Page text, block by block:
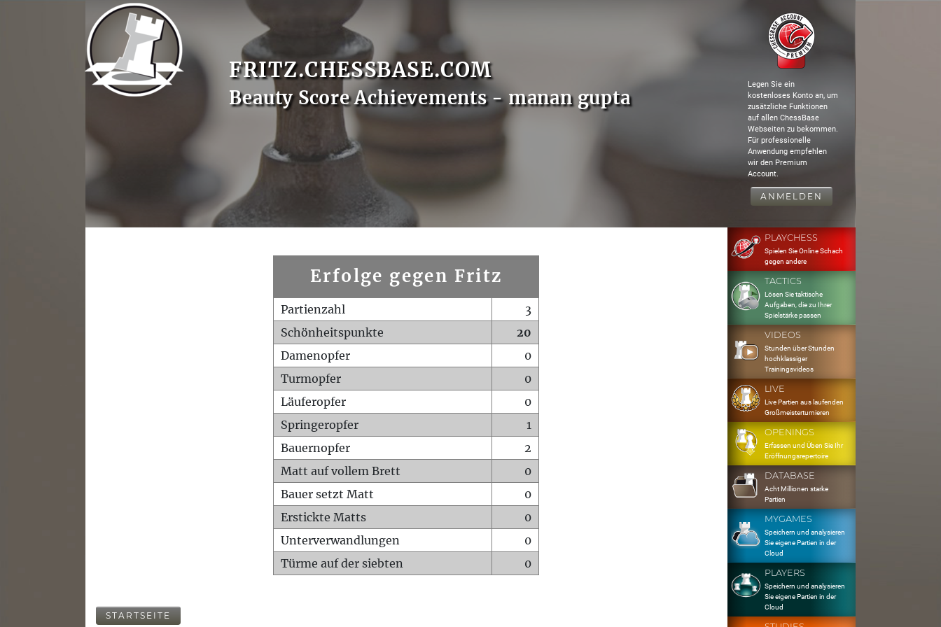
FRITZ.CHESSBASE.COM
Beauty Score Achievements - manan gupta
Legen Sie ein
kostenloses Konto an, um
zusätzliche Funktionen
auf allen ChessBase
Webseiten zu bekommen.
Für professionelle
Anwendung empfehlen
wir den Premium
Account.
ANMELDEN
Erfolge gegen Fritz
Partienzahl
3
Schönheitspunkte
20
Damenopfer
0
Turmopfer
0
Läuferopfer
0
Springeropfer
1
Bauernopfer
2
Matt auf vollem Brett
0
Bauer setzt Matt
0
Erstickte Matts
0
Unterverwandlungen
0
Türme auf der siebten
0
STARTSEITE
PLAYCHESS
Spielen Sie Online Schach
gegen andere
TACTICS
Lösen Sie taktische
Aufgaben, die zu Ihrer
Spielstärke passen
VIDEOS
Stunden über Stunden
hochklassiger
Trainingsvideos
LIVE
Live Partien aus laufenden
Großmeisterturnieren
OPENINGS
Erfassen und Üben Sie Ihr
Eröffnungsrepertoire
DATABASE
Acht Millionen starke
Partien
MYGAMES
Speichern und analysieren
Sie eigene Partien in der
Cloud
PLAYERS
Speichern und analysieren
Sie eigene Partien in der
Cloud